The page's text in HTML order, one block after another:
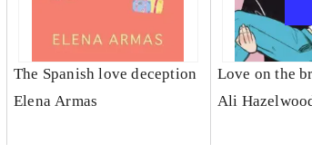
The Spanish love deception
Elena Armas
Love on the
Ali